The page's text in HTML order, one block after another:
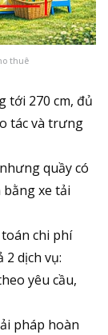
thuê
tới 270 cm, đủ
tác và trưng
quầy có
xe tải
chi phí
dịch vụ:
yêu cầu,
pháp hoàn